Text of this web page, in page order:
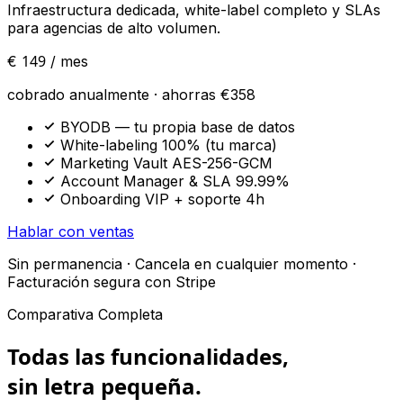
Infraestructura dedicada, white-label completo y SLAs
para agencias de alto volumen.
€ 149 / mes
cobrado anualmente · ahorras €358
BYODB — tu propia base de datos
White-labeling 100% (tu marca)
Marketing Vault AES-256-GCM
Account Manager & SLA 99.99%
Onboarding VIP + soporte 4h
Hablar con ventas
Sin permanencia · Cancela en cualquier momento ·
Facturación segura con Stripe
Comparativa Completa
Todas las funcionalidades,
sin letra pequeña.